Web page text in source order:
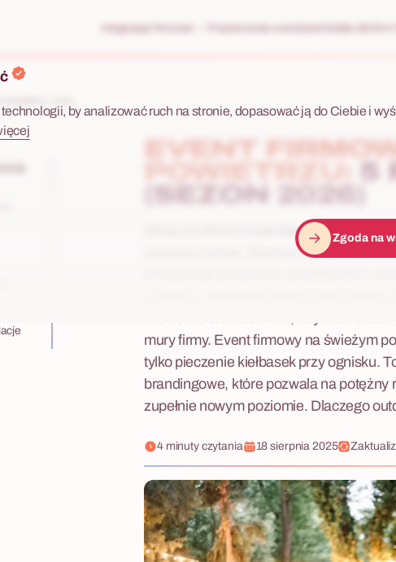
Integracje firmowe
by analizować ruch na stronie, dopasować ją do Ciebie i
Zgoda na
EVENT
POWIETRZU:
5
(SEZON 2026)
Kiedy za oknem pojawiają się pierwsze
zaczyna rosnąć, biurowa rutyna staje
Zmęczenie sztucznym oświetleniem,
w ekrany monitorów drastycznie
moment dla działów HR, aby
mury firmy. Event firmowy na świeżym
tylko pieczenie kiełbasek przy ognisku.
brandingowe, które pozwala na potężny
zupełnie nowym poziomie. Dlaczego
4 minuty czytania 18 sierpnia 2025